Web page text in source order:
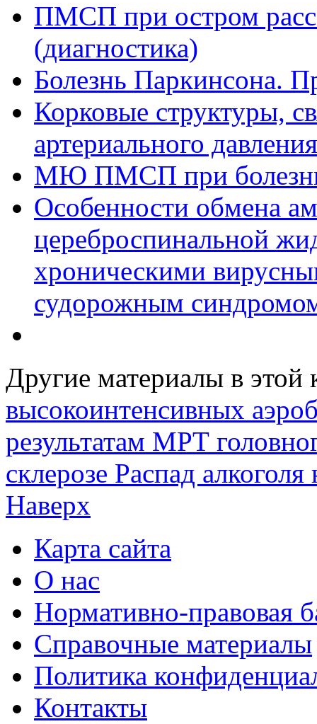
ПМСП при остром
(диагностика)
Болезнь Паркинсона.
Корковые структуры,
артериального давления
МЮ ПМСП при
Особенности обмена
цереброспинальной
хроническими
судорожным
Другие материалы в этой
высокоинтенсивных
результатам МРТ
склерозе Распад
Наверх
Карта сайта
О нас
Нормативно-правовая
Справочные материалы
Политика
Контакты